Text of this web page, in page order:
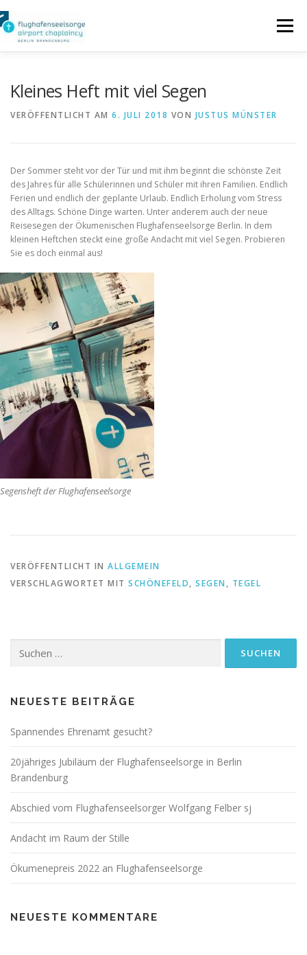
Inhalt
springen
Menü
LITURGISCHE ANGEBOTE INTERN
IMPRESSUM
Kleines Heft mit viel Segen
VERÖFFENTLICHT AM 6. JULI 2018 VON JUSTUS MÜNSTER
Der Sommer steht vor der Tür und mit ihm beginnt die schönste Zeit
des Jahres für alle Schülerinnen und Schüler mit ihren Familien. Endlich
Ferien und endlich der geplante Urlaub. Endlich Erholung vom Stress
des Alltags. Schöne Dinge warten. Unter anderem auch der neue
Reisesegen der Ökumenischen Flughafenseelsorge Berlin. In dem
kleinen Heftchen steckt eine große Andacht mit viel Segen. Probieren
Sie es doch einmal aus!
Segensheft der Flughafenseelsorge
VERÖFFENTLICHT IN ALLGEMEIN
VERSCHLAGWORTET MIT SCHÖNEFELD, SEGEN , TEGEL
nach:
NEUESTE BEITRÄGE
Spannendes Ehrenamt gesucht?
20jähriges Jubiläum der Flughafenseelsorge in Berlin
Brandenburg
Abschied vom Flughafenseelsorger Wolfgang Felber sj
Andacht im Raum der Stille
Ökumenepreis 2022 an Flughafenseelsorge
NEUESTE KOMMENTARE